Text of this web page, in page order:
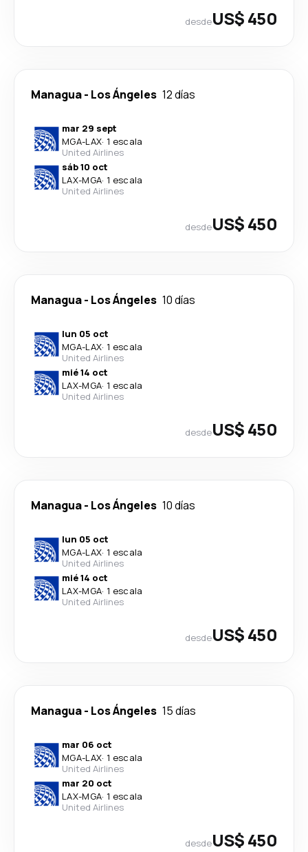
desdeUS$ 450
Managua- Los Ángeles 12 días
mar 29 sept
MGA-LAX· 1 escala
United Airlines
sáb 10 oct
LAX-MGA· 1 escala
United Airlines
desdeUS$ 450
Managua- Los Ángeles 10 días
lun 05 oct
MGA-LAX· 1 escala
United Airlines
mié 14 oct
LAX-MGA· 1 escala
United Airlines
desdeUS$ 450
Managua- Los Ángeles 10 días
lun 05 oct
MGA-LAX· 1 escala
United Airlines
mié 14 oct
LAX-MGA· 1 escala
United Airlines
desdeUS$ 450
Managua- Los Ángeles 15 días
mar 06 oct
MGA-LAX· 1 escala
United Airlines
mar 20 oct
LAX-MGA· 1 escala
United Airlines
desdeUS$ 450